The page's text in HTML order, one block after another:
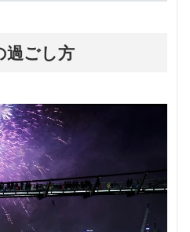
過ごし方